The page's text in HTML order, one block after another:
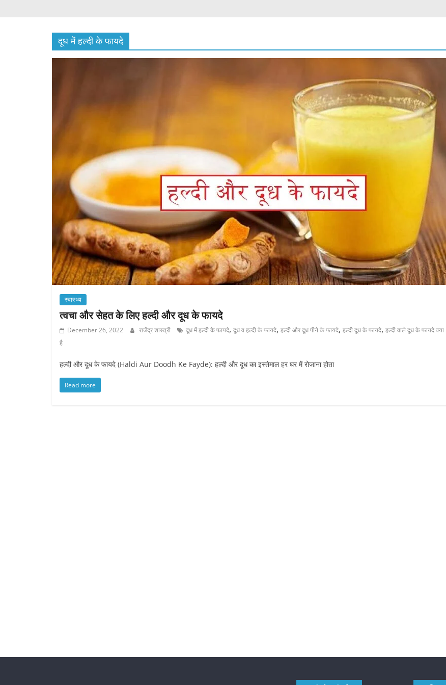
दूध में हल्दी के फायदे
स्वास्थ्य
त्वचा और सेहत के लिए हल्दी और दूध के फायदे
December 26, 2022 राजेंद्र शास्त्री दूध में हल्दी के फायदे, दूध व हल्दी के फायदे, हल्दी और दूध पीने के फायदे, हल्दी दूध के फायदे, हल्दी वाले दूध के फायदे क्या
है
हल्दी और दूध के फायदे (Haldi Aur Doodh Ke Fayde): हल्दी और दूध का इस्तेमाल हर घर में रोजाना होता
Read more